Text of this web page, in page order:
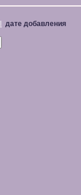
дате добавления